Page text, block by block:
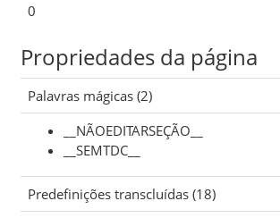
0
Propriedades da página
Palavras mágicas (2)
__NÃOEDITARSEÇÃO__
__SEMTDC__
Predefinições transcluídas (18)